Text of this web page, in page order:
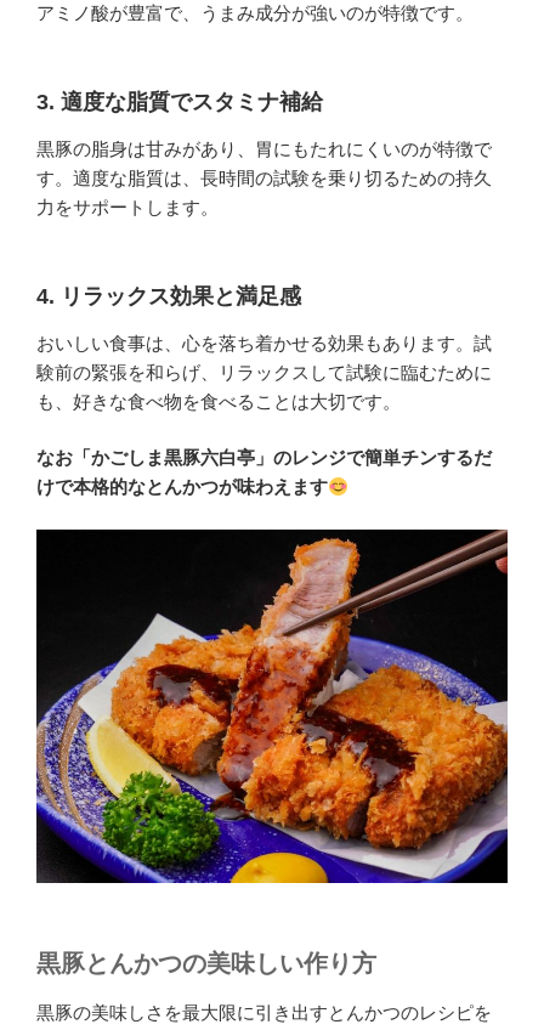
アミノ酸が豊富で、うまみ成分が強いのが特徴です。
3. 適度な脂質でスタミナ補給
黒豚の脂身は甘みがあり、胃にもたれにくいのが特徴で
す。適度な脂質は、長時間の試験を乗り切るための持久
力をサポートします。
4. リラックス効果と満足感
おいしい食事は、心を落ち着かせる効果もあります。試
験前の緊張を和らげ、リラックスして試験に臨むために
も、好きな食べ物を食べることは大切です。
なお「かごしま黒豚六白亭」のレンジで簡単チンするだ
けで本格的なとんかつが味わえます
黒豚とんかつの美味しい作り方
黒豚の美味しさを最大限に引き出すとんかつのレシピを